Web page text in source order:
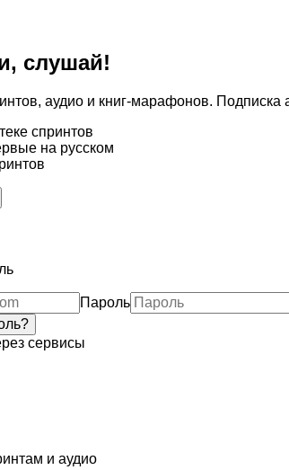
слушай!
аудио и книг-марафонов. Подписка
спринтов
на русском
Пароль
сервисы
и аудио